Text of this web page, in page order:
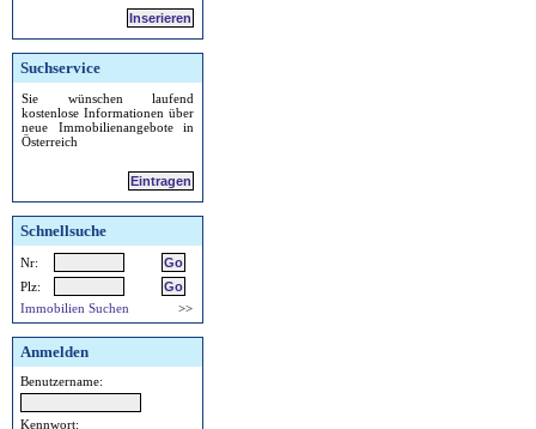
Inserieren
Suchservice
Sie wünschen laufend
kostenlose Informationen über
neue Immobilienangebote in
Österreich
Eintragen
Schnellsuche
Nr:
Plz:
Immobilien Suchen
>>
Anmelden
Benutzername:
Kennwort: